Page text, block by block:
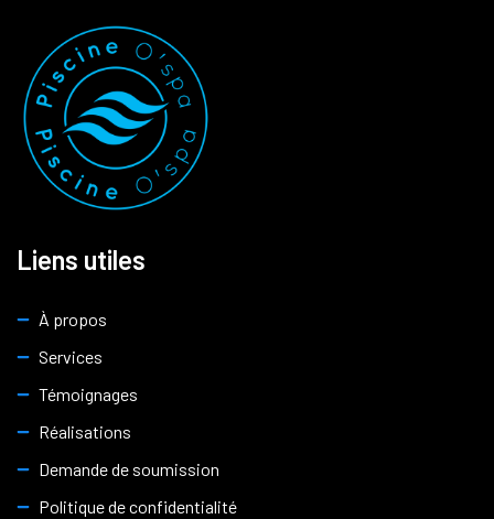
Liens utiles
À propos
Services
Témoignages
Réalisations
Demande de soumission
Politique de confidentialité